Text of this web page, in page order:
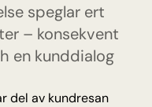
speglar ert
– konsekvent
en kunddialog
del av kundresan